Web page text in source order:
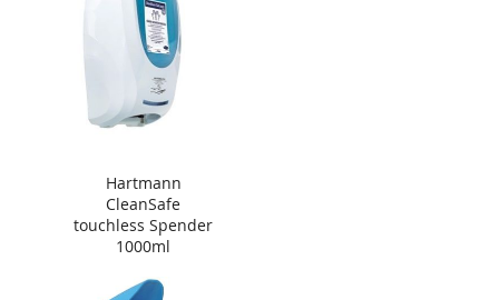
Hartmann
CleanSafe
touchless Spender
1000ml